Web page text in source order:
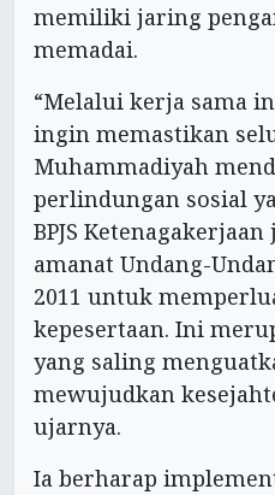
memiliki jaring
memadai.
“Melalui kerja sama
ingin memastikan
Muhammadiyah
perlindungan sosial
BPJS
amanat Undang-
2011 untuk
kepesertaan. Ini
yang saling
mewujudkan
ujarnya.
Ia berharap